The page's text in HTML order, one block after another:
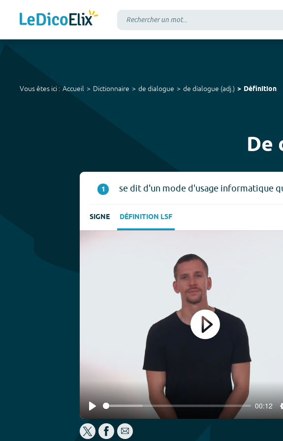
Vous êtes ici : Accueil Dictionnaire de dialogue de dialogue (adj.) Définition
De
1 se dit d'un mode d'usage informatique
SIGNE DÉFINITION LSF
Play
00:12
Play